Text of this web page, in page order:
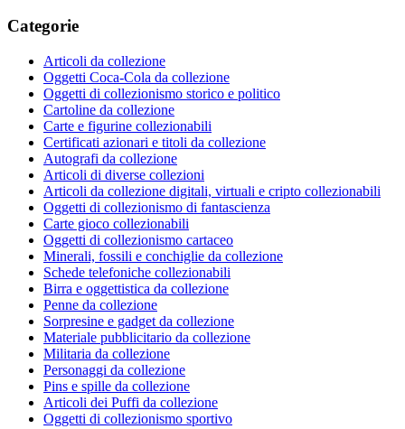
Categorie
Articoli da collezione
Oggetti Coca-Cola da collezione
Oggetti di collezionismo storico e politico
Cartoline da collezione
Carte e figurine collezionabili
Certificati azionari e titoli da collezione
Autografi da collezione
Articoli di diverse collezioni
Articoli da collezione digitali, virtuali e cripto collezionabili
Oggetti di collezionismo di fantascienza
Carte gioco collezionabili
Oggetti di collezionismo cartaceo
Minerali, fossili e conchiglie da collezione
Schede telefoniche collezionabili
Birra e oggettistica da collezione
Penne da collezione
Sorpresine e gadget da collezione
Materiale pubblicitario da collezione
Militaria da collezione
Personaggi da collezione
Pins e spille da collezione
Articoli dei Puffi da collezione
Oggetti di collezionismo sportivo